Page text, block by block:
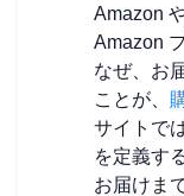
Amazon
Amazon
なぜ、お
ことが、
サイトで
を定義す
お届けま